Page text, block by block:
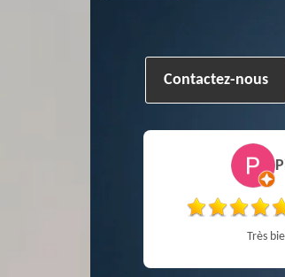
Contactez-nous
Très